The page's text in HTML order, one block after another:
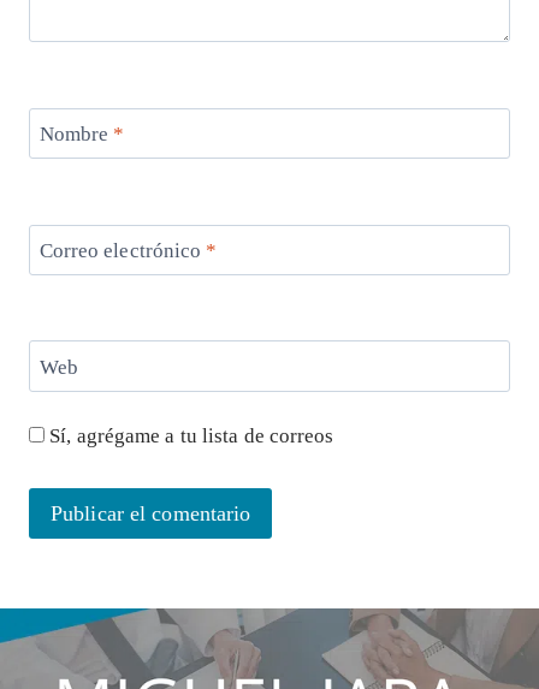
Nombre *
Correo electrónico *
Web
Sí, agrégame a tu lista de correos